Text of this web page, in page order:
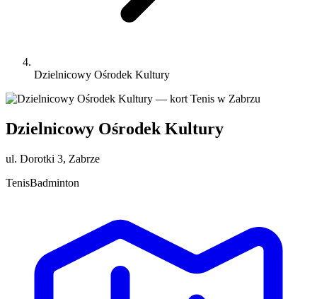
Dzielnicowy Ośrodek Kultury
Dzielnicowy Ośrodek Kultury
ul. Dorotki 3, Zabrze
TenisBadminton